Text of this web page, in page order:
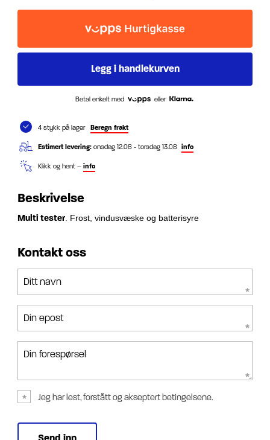
Betal enkelt med eller
4 stykk på lager Beregn frakt
Estimert levering: onsdag 12.08 - torsdag 13.08 info
Klikk og hent – info
Beskrivelse
Multi tester Frost, vindusvæske og batterisyre
Kontakt oss
Ditt navn
Din epost
Din forespørsel
Jeg har lest, forstått og akseptert betingelsene.